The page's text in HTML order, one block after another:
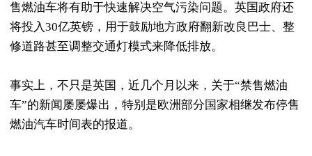
售燃油车将有助于快速解决空气污染问题。英国政府还
将投入30亿英镑，用于鼓励地方政府翻新改良巴士、整
修道路甚至调整交通灯模式来降低排放。
事实上，不只是英国，近几个月以来，关于“禁售燃油
车”的新闻屡屡爆出，特别是欧洲部分国家相继发布停售
燃油汽车时间表的报道。